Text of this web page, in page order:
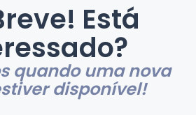
Está
quando uma nova
disponível!